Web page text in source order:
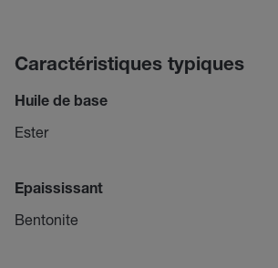
Caractéristiques typiques
Huile de base
Ester
Epaississant
Bentonite